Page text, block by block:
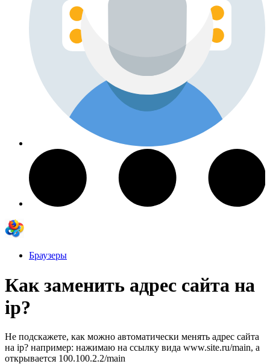
Браузеры
Как заменить адрес сайта на
ip?
Не подскажете, как можно автоматически менять адрес сайта
на ip? например: нажимаю на ссылку вида www.site.ru/main, а
открывается 100.100.2.2/main